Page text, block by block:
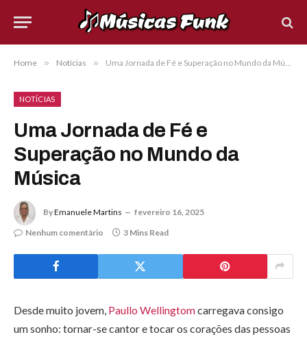
Home » Notícias » Uma Jornada de Fé e Superação no Mundo da Música
NOTÍCIAS
Uma Jornada de Fé e
Superação no Mundo da
Música
ByEmanuele Martins
fevereiro 16, 2025
Nenhum comentário
3 Mins Read
Desde muito jovem, Paullo Wellingtomcarregava consigo
um sonho: tornar-se cantor e tocar os corações das pessoas